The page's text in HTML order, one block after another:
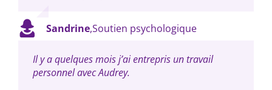
Sandrine,Soutien psychologique
Il y a quelques mois j’ai entrepris un travail
personnel avec Audrey.